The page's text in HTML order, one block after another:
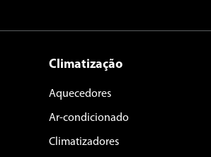
Climatização
Aquecedores
Ar-condicionado
Climatizadores